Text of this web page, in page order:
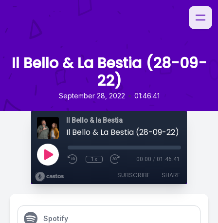
Il Bello & La Bestia (28-09-
22)
September 28, 2022 • 01:46:41
Il Bello & la Bestia
Il Bello & La Bestia (28-09-22)
1x 00:00 / 01:46:41
SUBSCRIBE SHARE
Spotify